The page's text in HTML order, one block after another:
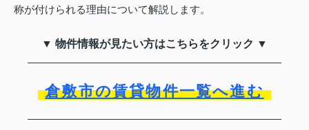
称が付けられる理由について解説します。
▼ 物件情報が見たい方はこちらをクリック ▼
倉敷市の賃貸物件一覧へ進む